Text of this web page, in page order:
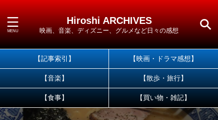
Hiroshi ARCHIVES
映画、音楽、ディズニー、グルメなど日々の感想
【記事索引】 【映画・ドラマ感想】
【音楽】 【散歩・旅行】
【食事】 【買い物・雑記】